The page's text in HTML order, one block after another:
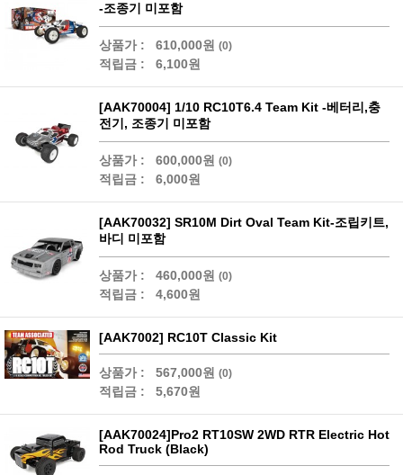
-조종기 미포함
상품가 : 610,000원 (0)
적립금 : 6,100원
[AAK70004] 1/10 RC10T6.4 Team Kit -베터리,충
전기, 조종기 미포함
상품가 : 600,000원 (0)
적립금 : 6,000원
[AAK70032] SR10M Dirt Oval Team Kit-조립키트,
바디 미포함
상품가 : 460,000원 (0)
적립금 : 4,600원
[AAK7002] RC10T Classic Kit
상품가 : 567,000원 (0)
적립금 : 5,670원
[AAK70024]Pro2 RT10SW 2WD RTR Electric Hot
Rod Truck (Black)